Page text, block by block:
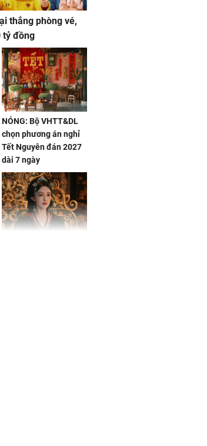
thắng phòng vé,
tỷ đồng
NÓNG: Bộ VHTT&DL
chọn phương án nghỉ
Tết Nguyên đán 2027
dài 7 ngày